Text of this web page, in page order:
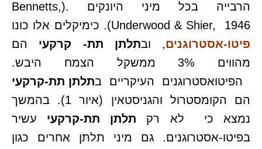
הרבייה בכל מיני היונקים .(Bennetts,
Underwood & Shier, 1946). כימיקלים אלו כונו
פיטו-אסטרוגנים, ובתלתן תת- קרקעי הם
מהווים 3% ממשקל הצמח היבש.
הפיטואסטרוגנים העיקריים בתלתן תת-קרקעי
הם הקומסטרול והגניסטאין (איור 1). בהמשך
נמצא כי לא רק תלתן תת-קרקעי עשיר
בפיטו-אסטרוגנים. גם מיני תלתן אחרים כגון